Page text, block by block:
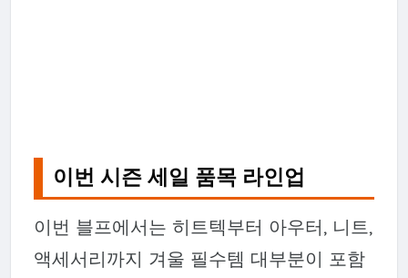
이번 시즌 세일 품목 라인업
이번 블프에서는 히트텍부터 아우터, 니트,
액세서리까지 겨울 필수템 대부분이 포함